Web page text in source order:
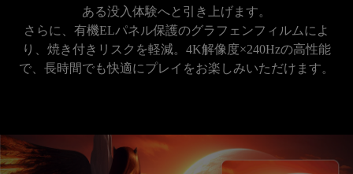
ある没入体験へと引き上げます。
さらに、有機ELパネル保護のグラフェンフィルムによ
り、焼き付きリスクを軽減。4K解像度×240Hzの高性能
で、長時間でも快適にプレイをお楽しみいただけます。